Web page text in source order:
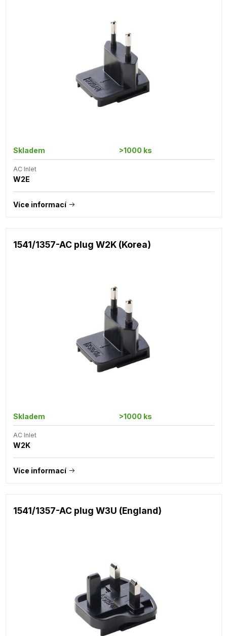
Skladem >1000 ks
AC Inlet
W2E
Více informací
1541/1357-AC plug W2K (Korea)
Skladem >1000 ks
AC Inlet
W2K
Více informací
1541/1357-AC plug W3U (England)